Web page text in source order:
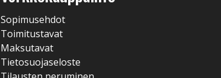
Sopimusehdot
Toimitustavat
Maksutavat
Tietosuojaseloste